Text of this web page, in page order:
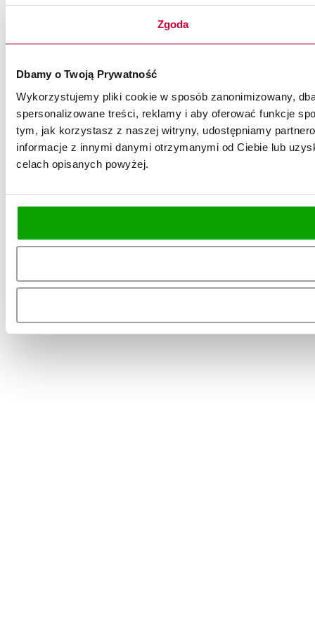
Zgoda
Dbamy o Twoją Prywatność
Wykorzystujemy pliki cookie w sposób zanonimizowany,
spersonalizowane treści, reklamy i aby oferować funkcje
tym, jak korzystasz z naszej witryny, udostępniamy
informacje z innymi danymi otrzymanymi od Ciebie lub
celach opisanych powyżej.